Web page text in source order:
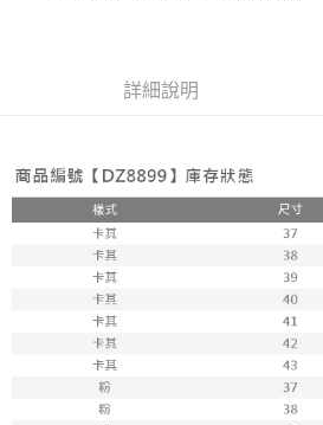
付款後全家取貨
每筆NT$100，滿NT$1,800(含以上)免運費
7-11取貨付款
每筆NT$100，滿NT$1,800(含以上)免運費
付款後711取貨
每筆NT$100，滿NT$1,800(含以上)免運費
詳細說明